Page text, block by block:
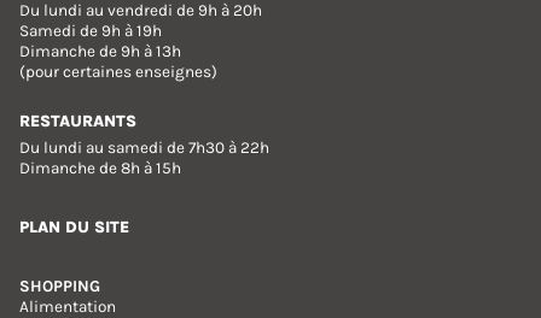
Du lundi au vendredi de 9h à 20h
Samedi de 9h à 19h
Dimanche de 9h à 13h
(pour certaines enseignes)
RESTAURANTS
Du lundi au samedi de 7h30 à 22h
Dimanche de 8h à 15h
PLAN DU SITE
SHOPPING
Alimentation